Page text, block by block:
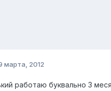
марта, 2012
работаю буквально 3